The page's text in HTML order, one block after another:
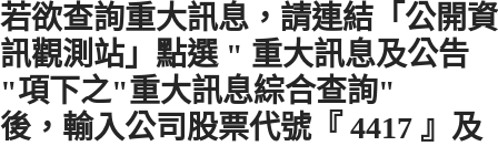
若欲查詢重大訊息，請連結「公開資
訊觀測站」點選 " 重大訊息及公告
"項下之"重大訊息綜合查詢"
後，輸入公司股票代號『 4417 』及